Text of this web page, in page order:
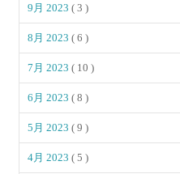
9月 2023( 3 )
8月 2023( 6 )
7月 2023( 10 )
6月 2023( 8 )
5月 2023( 9 )
4月 2023( 5 )